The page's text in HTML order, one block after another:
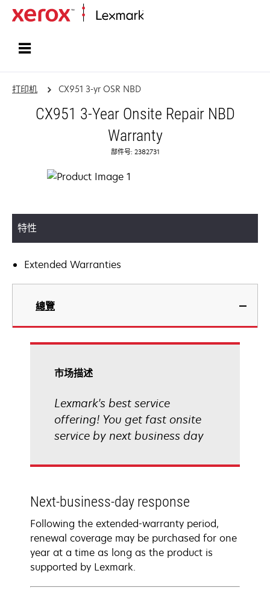
打印机 CX951 3-yr OSR NBD
CX951 3-Year Onsite Repair NBD
Warranty
部件号: 2382731
特性
Extended Warranties
總覽
市场描述
Lexmark's best service
offering! You get fast onsite
service by next business day
Next-business-day response
Following the extended-warranty period,
renewal coverage may be purchased for one
year at a time as long as the product is
supported by Lexmark.